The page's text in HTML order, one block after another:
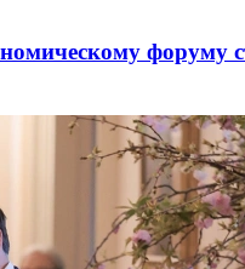
форуму